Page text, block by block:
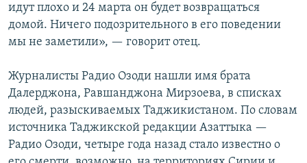
идут плохо и 24 марта он будет возвращаться
домой. Ничего подозрительного в его поведении
мы не заметили», — говорит отец.
Журналисты Радио Озоди нашли имя брата
Далерджона, Равшанджона Мирзоева, в списках
людей, разыскиваемых Таджикистаном. По словам
источника Таджикской редакции Азаттыка —
Радио Озоди, четыре года назад стало известно о